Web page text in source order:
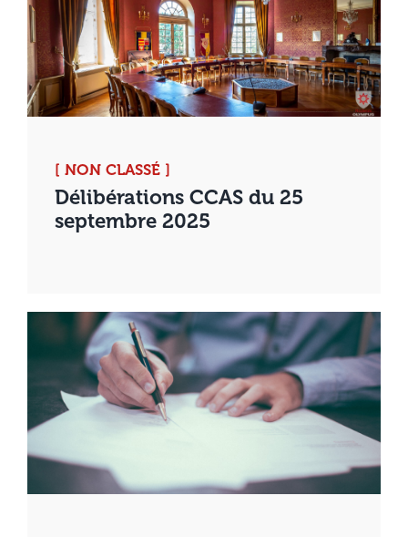
[ NON CLASSÉ ]
Délibérations CCAS du 25
septembre 2025